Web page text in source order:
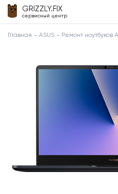
GRIZZLY.FIX
сервисный центр
Главная ASUS Ремонт ноутбуков